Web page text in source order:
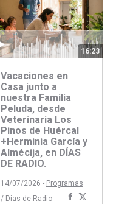
16:23
Vacaciones en
Casa junto a
nuestra Familia
Peluda, desde
Veterinaria Los
Pinos de Huércal
+Herminia García y
Almécija, en DÍAS
DE RADIO.
14/07/2026 - Programas
/ Dias de Radio
Compartir